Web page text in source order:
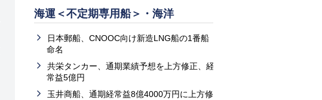
海運＜不定期専用船＞・海洋
日本郵船、CNOOC向け新造LNG船の1番船
命名
共栄タンカー、通期業績予想を上方修正、経
常益5億円
玉井商船、通期経常益8億4000万円に上方修